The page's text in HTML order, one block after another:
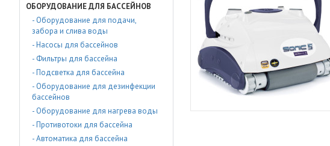
ОБОРУДОВАНИЕ ДЛЯ БАССЕЙНОВ
- Оборудование для подачи,
забора и слива воды
- Насосы для бассейнов
- Фильтры для бассейна
- Подсветка для бассейна
- Оборудование для дезинфекции
бассейнов
- Оборудование для нагрева воды
- Противотоки для бассейна
- Автоматика для бассейна